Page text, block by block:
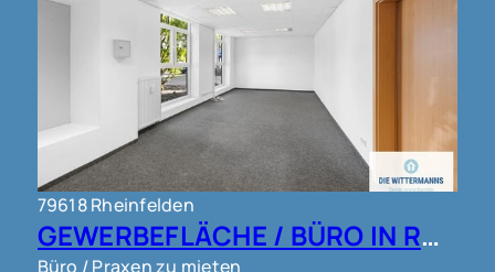
79618 Rheinfelden
GEWERBEFLÄCHE / BÜRO IN RHEINFELDEN !!!
Büro / Praxen zu mieten